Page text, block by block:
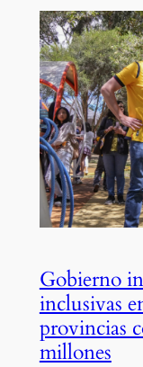
Gobierno
inclusivas
provincias
millones